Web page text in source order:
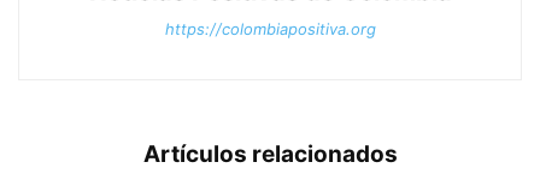
https://colombiapositiva.org
Artículos relacionados